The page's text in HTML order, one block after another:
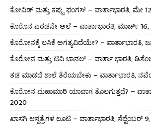
ಕೋವಿಡ್ ಮತ್ತು ಕಪ್ಪು ಫಂಗಸ್ – ವಾರ್ತಾಭಾರತಿ, ಮೇ
ಕೊರೊನ ಎರಡನೇ ಅಲೆ – ವಾರ್ತಾಭಾರತಿ, ಮಾರ್ಚ್ 16,
ಕೊರೋನಕ್ಕೆ ಲಸಿಕೆ ಅಗತ್ಯವಿದೆಯೇ? – ವಾರ್ತಾಭಾರತಿ,
ಕೊರೋನ ಮತ್ತು ಟಿವಿ ಚಾನಲ್ – ವಾರ್ತಾ ಭಾರತಿ,
ತಡ ಮಾಡದೆ ಶಾಲೆ ತೆರೆಯಬೇಕು – ವಾರ್ತಾಭಾರತಿ,
ಕೊರೋನ ಮಹಾಮಾರಿ ಯಾವಾಗ ತೊಲಗುತ್ತದೆ? –
2020
ಖಾಸಗಿ ಆಸ್ಪತ್ರೆಗಳ ಲೂಟಿ – ವಾರ್ತಾಭಾರತಿ, ಸೆಪ್ಟೆಂಬರ್